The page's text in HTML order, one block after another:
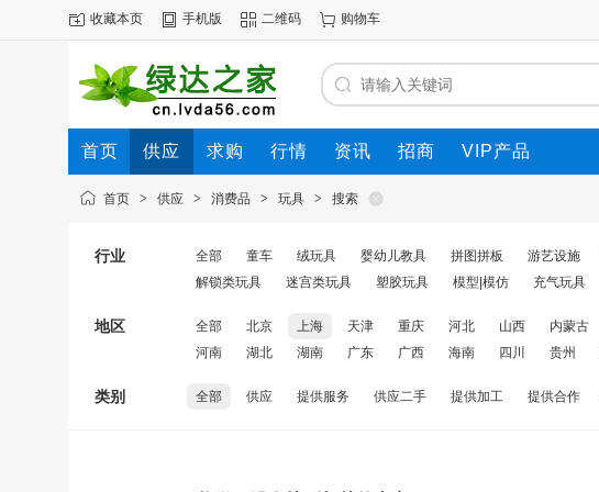
收藏本页 手机版 二维码 购物车
首页 供应 求购 行情 资讯 招商 VIP产品
首页 > 供应 > 消费品 > 玩具 > 搜索
行业 全部 童车 绒玩具 婴幼儿教具 拼图拼板 游艺设施
解锁类玩具
迷宫类玩具 塑胶玩具 模型|模仿 充气玩具
地区 全部 北京 上海 天津 重庆 河北 山西 内蒙古
河南
湖北 湖南 广东 广西 海南 四川 贵州
类别 全部 供应 提供服务 供应二手 提供加工 提供合作